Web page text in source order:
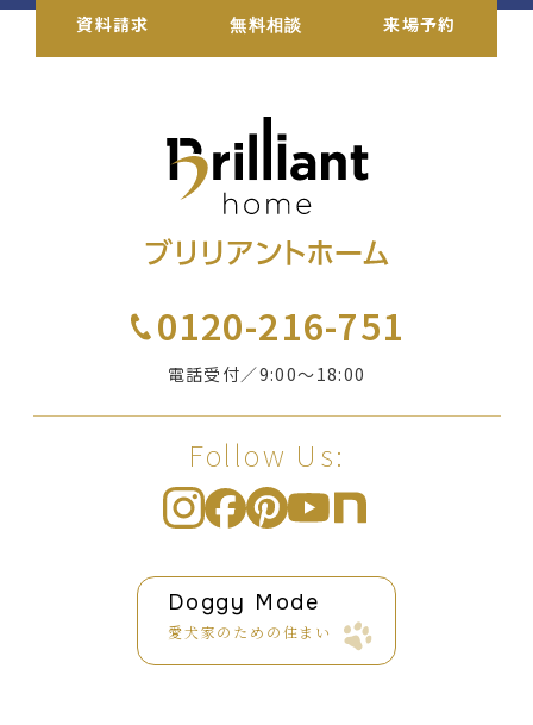
資料請求 無料相談 来場予約
0120-216-751
電話受付／9:00〜18:00
Follow Us:
Doggy Mode
愛犬家のための住まい